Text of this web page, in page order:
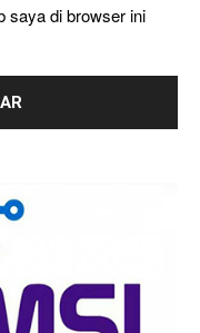
saya di browser ini